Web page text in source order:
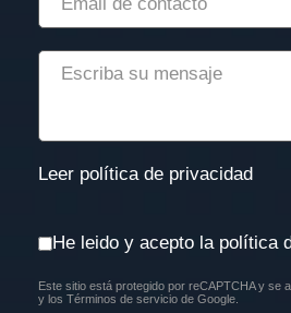
Leer política de privacidad
Aceptación política
He leido y acepto la política
reCAPTCHA*
Este sitio está protegido por reCAPTCHA y se
y los Términos de servicio de Google.